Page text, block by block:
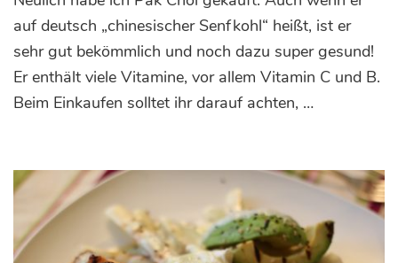
Pak
Choi
auf deutsch „chinesischer Senfkohl“ heißt, ist er
sehr gut bekömmlich und noch dazu super gesund!
Er enthält viele Vitamine, vor allem Vitamin C und B.
Beim Einkaufen solltet ihr darauf achten, …